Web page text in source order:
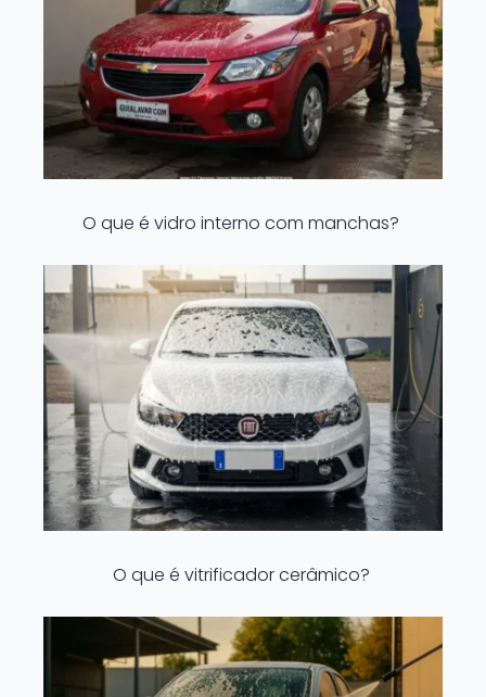
O que é vidro interno com manchas?
O que é vitrificador cerâmico?